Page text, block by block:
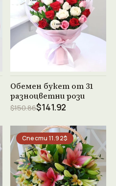
Виж продукта →
Обемен букет от 31
разноцветни рози
$150.86$141.92
Спести 11.92$